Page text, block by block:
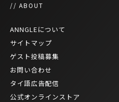
// ABOUT
ANNGLEについて
サイトマップ
ゲスト投稿募集
お問い合わせ
タイ語広告配信
公式オンラインストア